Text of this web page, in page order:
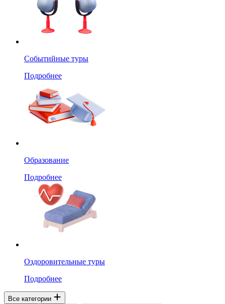
Событийные туры
Подробнее
Образование
Подробнее
Оздоровительные туры
Подробнее
Все категории